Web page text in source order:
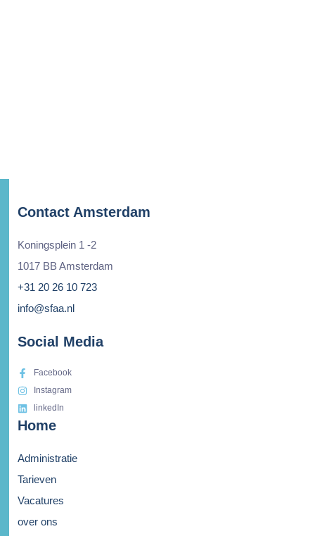
Contact Amsterdam
Koningsplein 1 -2
1017 BB Amsterdam
+31 20 26 10 723
info@sfaa.nl
Social Media
Facebook
Instagram
linkedIn
Home
Administratie
Tarieven
Vacatures
over ons